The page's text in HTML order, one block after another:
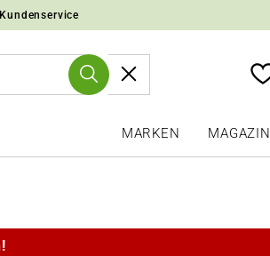
MARKEN MAGAZIN